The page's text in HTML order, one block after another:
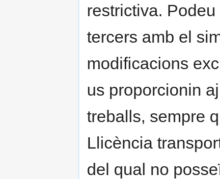
restrictiva.
tercers amb el
modificacions
us proporcionin
treballs, sempre
Llicència
del qual no